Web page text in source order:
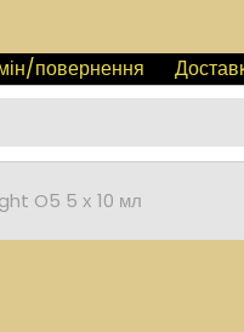
повернення
O5 5 х 10 мл